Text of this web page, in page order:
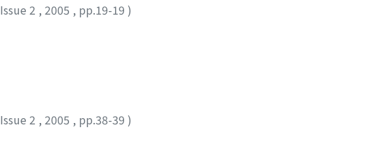
Issue 2 , 2005 , pp.19-19 )
Issue 2 , 2005 , pp.38-39 )